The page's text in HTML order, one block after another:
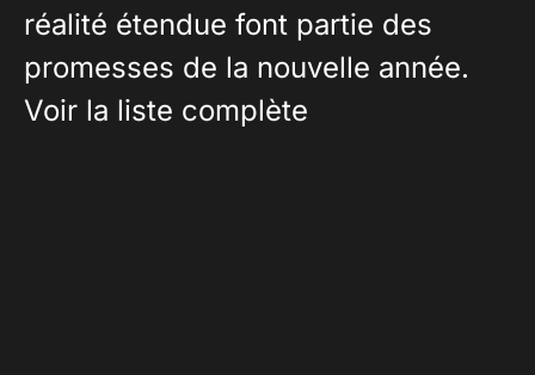
réalité étendue font partie des
promesses de la nouvelle année.
Voir la liste complète